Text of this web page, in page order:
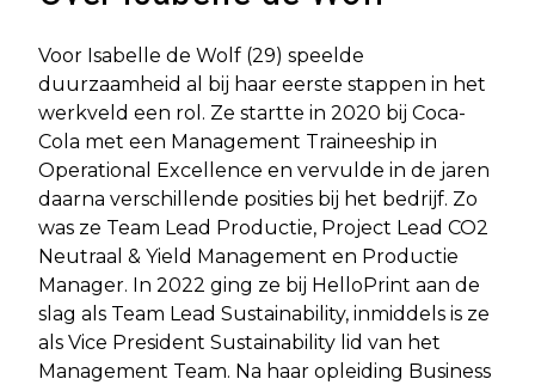
Voor Isabelle de Wolf (29) speelde
duurzaamheid al bij haar eerste stappen in het
werkveld een rol. Ze startte in 2020 bij Coca-
Cola met een Management Traineeship in
Operational Excellence en vervulde in de jaren
daarna verschillende posities bij het bedrijf. Zo
was ze Team Lead Productie, Project Lead CO2
Neutraal & Yield Management en Productie
Manager. In 2022 ging ze bij HelloPrint aan de
slag als Team Lead Sustainability, inmiddels is ze
als Vice President Sustainability lid van het
Management Team. Na haar opleiding Business